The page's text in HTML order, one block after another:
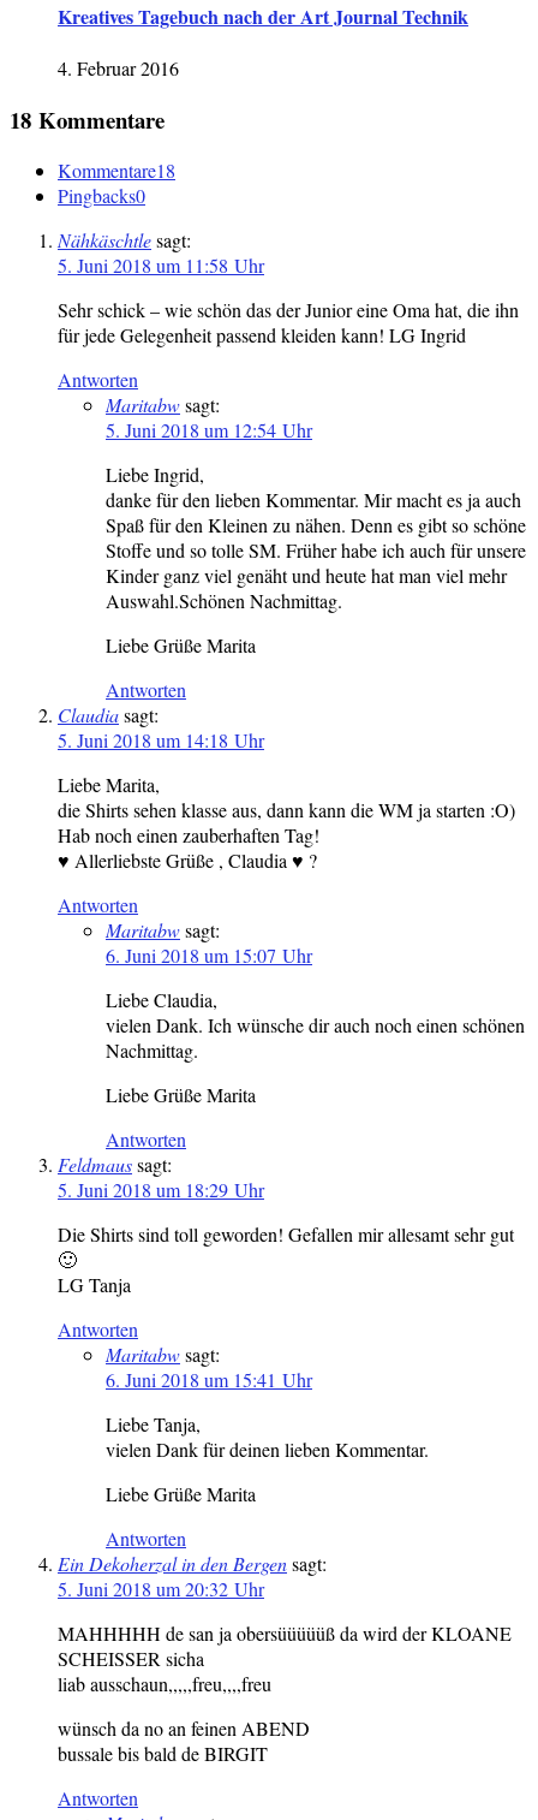
Kreatives Tagebuch nach der Art Journal Technik
4. Februar 2016
18 Kommentare
Kommentare18
Pingbacks0
Nähkäschtlesagt:
5. Juni 2018 um 11:58 Uhr
Sehr schick – wie schön das der Junior eine Oma hat, die ihn
für jede Gelegenheit passend kleiden kann! LG Ingrid
Antworten
Maritabwsagt:
5. Juni 2018 um 12:54 Uhr
Liebe Ingrid,
danke für den lieben Kommentar. Mir macht es ja auch
Spaß für den Kleinen zu nähen. Denn es gibt so schöne
Stoffe und so tolle SM. Früher habe ich auch für unsere
Kinder ganz viel genäht und heute hat man viel mehr
Auswahl.Schönen Nachmittag.
Liebe Grüße Marita
Antworten
Claudiasagt:
5. Juni 2018 um 14:18 Uhr
Liebe Marita,
die Shirts sehen klasse aus, dann kann die WM ja starten :O)
Hab noch einen zauberhaften Tag!
♥ Allerliebste Grüße , Claudia ♥ ?
Antworten
Maritabwsagt:
6. Juni 2018 um 15:07 Uhr
Liebe Claudia,
vielen Dank. Ich wünsche dir auch noch einen schönen
Nachmittag.
Liebe Grüße Marita
Antworten
Feldmaussagt:
5. Juni 2018 um 18:29 Uhr
Die Shirts sind toll geworden! Gefallen mir allesamt sehr gut
🙂
LG Tanja
Antworten
Maritabwsagt:
6. Juni 2018 um 15:41 Uhr
Liebe Tanja,
vielen Dank für deinen lieben Kommentar.
Liebe Grüße Marita
Antworten
Ein Dekoherzal in den Bergensagt:
5. Juni 2018 um 20:32 Uhr
MAHHHHH de san ja obersüüüüüß da wird der KLOANE
SCHEISSER sicha
liab ausschaun,,,,,freu,,,,freu
wünsch da no an feinen ABEND
bussale bis bald de BIRGIT
Antworten